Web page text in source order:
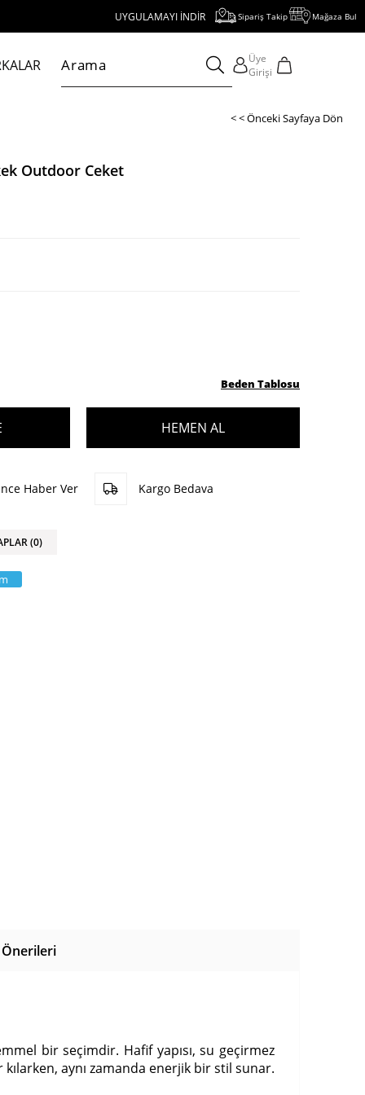
UYGULAMAYI İNDİR, 1000 TL VE ÜZERİ ALIŞVERİŞE 250 TL İNDİRİM
Sipariş Takip Mağaza Bul
Üye
Girişi
< < Önceki Sayfaya Dön
Outdoor Ceket
Beden Tablosu
Haber Ver Kargo Bedava
(0)
bir seçimdir. Hafif yapısı, su geçirmez
aynı zamanda enerjik bir stil sunar.